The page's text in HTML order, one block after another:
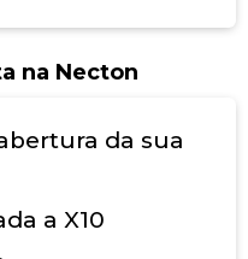
na Necton
da sua
a X10